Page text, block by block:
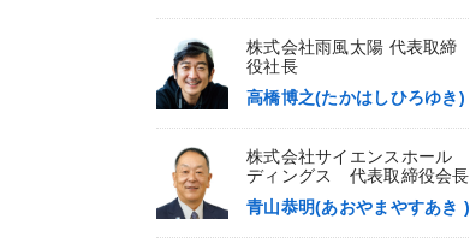
株式会社雨風太陽 代表取締
役社長
高橋博之(たかはしひろゆき)
株式会社サイエンスホール
ディングス 代表取締役会長
青山恭明(あおやまやすあき )